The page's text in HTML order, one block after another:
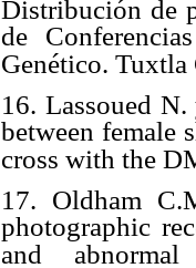
Distribución de
de
Genético. Tuxtla
16. Lassoued
between female
cross with the
17. Oldham
photographic
and